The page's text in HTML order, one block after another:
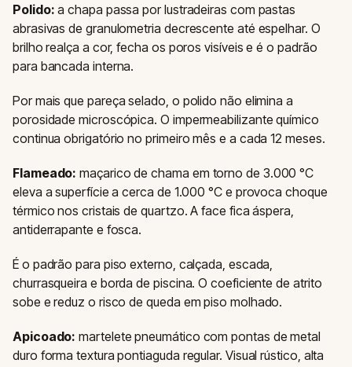
Polido: a chapa passa por lustradeiras com pastas
abrasivas de granulometria decrescente até espelhar. O
brilho realça a cor, fecha os poros visíveis e é o padrão
para bancada interna.
Por mais que pareça selado, o polido não elimina a
porosidade microscópica. O impermeabilizante químico
continua obrigatório no primeiro mês e a cada 12 meses.
Flameado: maçarico de chama em torno de 3.000 °C
eleva a superfície a cerca de 1.000 °C e provoca choque
térmico nos cristais de quartzo. A face fica áspera,
antiderrapante e fosca.
É o padrão para piso externo, calçada, escada,
churrasqueira e borda de piscina. O coeficiente de atrito
sobe e reduz o risco de queda em piso molhado.
Apicoado: martelete pneumático com pontas de metal
duro forma textura pontiaguda regular. Visual rústico, alta